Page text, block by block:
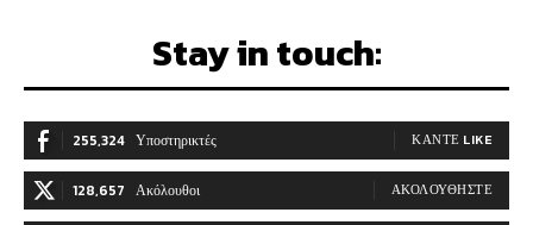
Stay in touch:
255,324 Υποστηρικτές ΚΆΝΤΕ LIKE
128,657 Ακόλουθοι ΑΚΟΛΟΥΘΉΣΤΕ